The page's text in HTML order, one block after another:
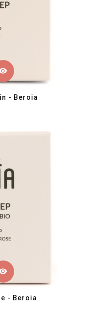
- Beroia
- Beroia